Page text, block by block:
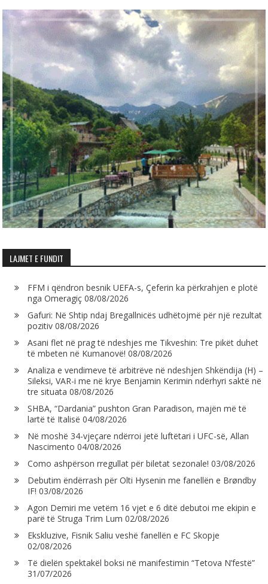
LAJMET E FUNDIT
FFM i qëndron besnik UEFA-s, Çeferin ka përkrahjen e plotë
nga Omeragiç 08/08/2026
Gafuri: Në Shtip ndaj Bregallnicës udhëtojmë për një rezultat
pozitiv 08/08/2026
Asani flet në prag të ndeshjes me Tikveshin: Tre pikët duhet
të mbeten në Kumanovë! 08/08/2026
Analiza e vendimeve të arbitrëve në ndeshjen Shkëndija (H) –
Sileksi, VAR-i me në krye Benjamin Kerimin ndërhyri saktë në
tre situata 08/08/2026
SHBA, “Dardania” pushton Gran Paradison, majën më të
lartë të Italisë 04/08/2026
Në moshë 34-vjeçare ndërroi jetë luftëtari i UFC-së, Allan
Nascimento 04/08/2026
Como ashpërson rregullat për biletat sezonale! 03/08/2026
Debutim ëndërrash për Olti Hysenin me fanellën e Brøndby
IF! 03/08/2026
Agon Demiri me vetëm 16 vjet e 6 ditë debutoi me ekipin e
parë të Struga Trim Lum 02/08/2026
Ekskluzive, Fisnik Saliu veshë fanellën e FC Skopje
02/08/2026
Të dielën spektakël boksi në manifestimin “Tetova N’festë”
31/07/2026